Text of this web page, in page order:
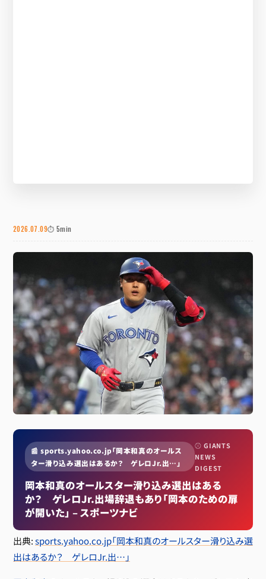
2026.07.09⏱ 5min
📰 sports.yahoo.co.jp「岡本和真のオールス
ター滑り込み選出はあるか？ ゲレロJr.出…」
⚾ GIANTS
NEWS
DIGEST
岡本和真のオールスター滑り込み選出はある
か？ ゲレロJr.出場辞退もあり「岡本のための扉
が開いた」 – スポーツナビ
出典:sports.yahoo.co.jp「岡本和真のオールスター滑り込み選
出はあるか？ ゲレロJr.出…」